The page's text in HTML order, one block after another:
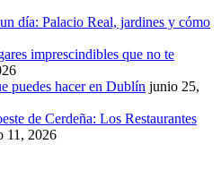
día: Palacio Real, jardines y cómo
imprescindibles que no te
puedes hacer en Dublín junio 25,
de Cerdeña: Los Restaurantes
11, 2026